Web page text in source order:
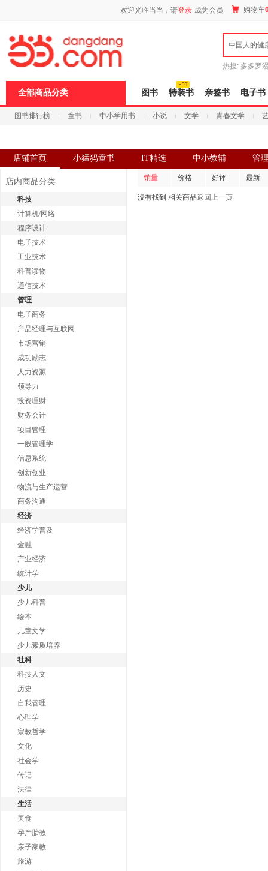
欢迎光临当当，请登录 成为会员 购物车
中国人的健
热搜: 多多罗
全部商品分类 图书 特装书 亲签书 电子书
图书排行榜 童书 中小学用书 小说 文学 青春文学
店铺首页 小猛犸童书 IT精选 中小教辅 管
店内商品分类
科技
计算机/网络
程序设计
电子技术
工业技术
科普读物
通信技术
管理
电子商务
产品经理与互联网
市场营销
成功励志
人力资源
领导力
投资理财
财务会计
项目管理
一般管理学
信息系统
创新创业
物流与生产运营
商务沟通
经济
经济学普及
金融
产业经济
统计学
少儿
少儿科普
绘本
儿童文学
少儿素质培养
社科
科技人文
历史
自我管理
心理学
宗教哲学
文化
社会学
传记
法律
生活
美食
孕产胎教
亲子家教
旅游
销量 价格 好评 最新
没有找到 相关商品返回上一页
页
浪
键
打